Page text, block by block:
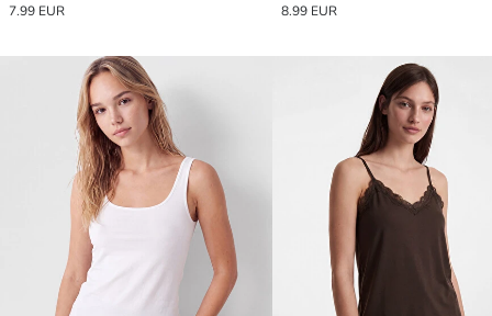
7.99 EUR
8.99 EUR